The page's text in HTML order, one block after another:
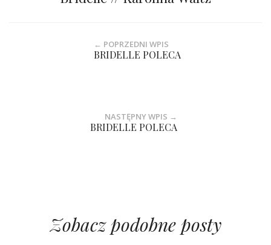
← POPRZEDNI WPIS
BRIDELLE POLECA
NASTĘPNY WPIS →
BRIDELLE POLECA
Zobacz podobne posty